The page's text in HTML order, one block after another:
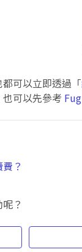
可以立即透過「
可以先參考
？
？